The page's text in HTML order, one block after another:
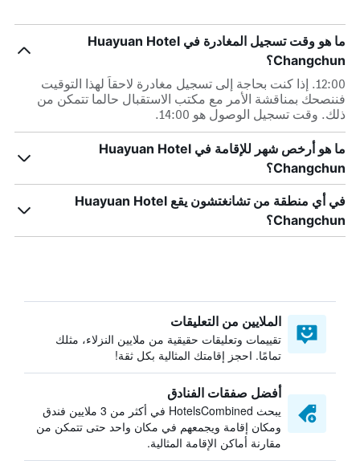
ما هو وقت تسجيل المغادرة في Huayuan Hotel
Changchun؟
12:00. إذا كنت بحاجة إلى تسجيل مغادرة لاحقاً لهذا التوقيت
فننصحك بمناقشة الأمر مع مكتب الاستقبال حالما تتمكن من
ذلك. وقت تسجيل الوصول هو 14:00.
ما هو أرخص شهر للإقامة في Huayuan Hotel
Changchun؟
في أي منطقة من تشانغتشون يقع Huayuan Hotel
Changchun؟
الملايين من التعليقات
تقييمات وتعليقات حقيقية من ملايين النزلاء، مثلك
تمامًا. احجز إقامتك المثالية بكل ثقة!
أفضل صفقات الفنادق
يبحث HotelsCombined في أكثر من 3 ملايين فندق
ومكان إقامة ويجمعهم في مكان واحد حتى تتمكن من
مقارنة أماكن الإقامة المثالية.